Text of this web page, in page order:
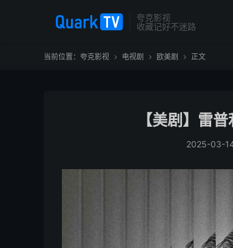
夸克影视
收藏记好不迷路
当前位置： 夸克影视  电视剧  欧美剧  正文
【美剧】雷
2025-03-